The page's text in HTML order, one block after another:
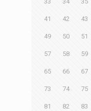
41 42 43
49 50 51
57 58 59
65 66 67
73 74 75
81 82 83